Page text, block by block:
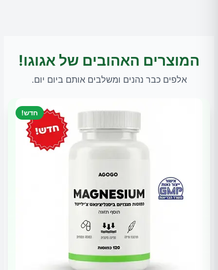
המוצרים האהובים של אגוגו!
אלפים כבר נהנים ומשלבים אותם ביום יום.
חדש!